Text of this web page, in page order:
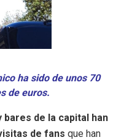
ha sido de unos 70
de euros.
de la capital han
de fans que han